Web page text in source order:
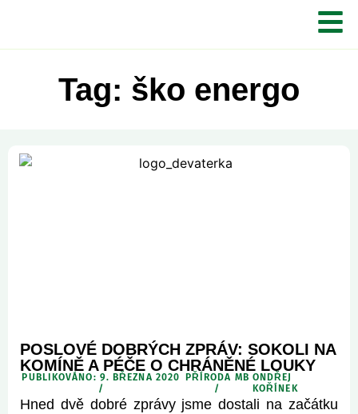
Tag: ško energo
POSLOVÉ DOBRÝCH ZPRÁV: SOKOLI NA
KOMÍNĚ A PÉČE O CHRÁNĚNÉ LOUKY
PUBLIKOVÁNO: 9. BŘEZNA 2020
/
PŘÍRODA MB
/
ONDŘEJ
KOŘÍNEK
Hned dvě dobré zprávy jsme dostali na začátku